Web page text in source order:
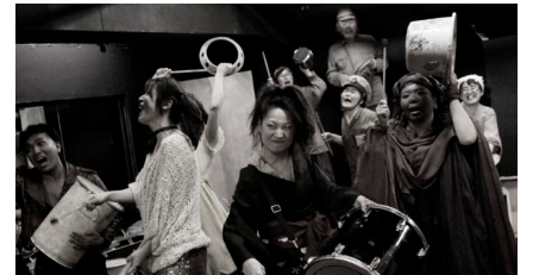
の
ゴ
ド
待
「だ
こ
ん・
珍
奇